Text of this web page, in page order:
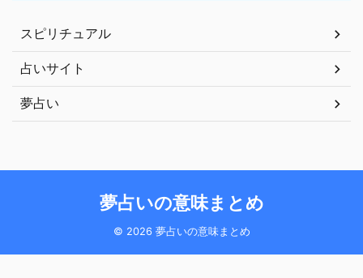
スピリチュアル
占いサイト
夢占い
夢占いの意味まとめ
© 2026 夢占いの意味まとめ